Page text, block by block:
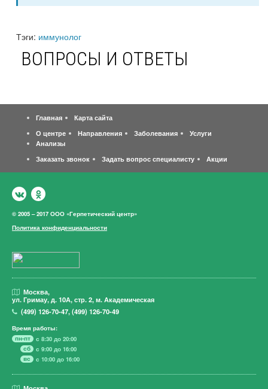
Тэги: иммунолог
ВОПРОСЫ И ОТВЕТЫ
Главная
Карта сайта
О центре
Направления Заболевания
Услуги
Анализы
Заказать звонок
Задать вопрос специалисту Акции
© 2005 – 2017 ООО «Герпетический центр»
Политика конфиденциальности
Москва,
ул. Гримау,д. 10А, стр. 2, м. Академическая
(499)126-70-47,(499)126-70-49
Время работы:
пн-пт
с 8:30 до 20:00
сб
с 9:00 до 16:00
вс
с 10:00 до 16:00